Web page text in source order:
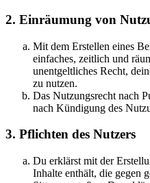
2. Einräumung von
Mit dem Erstellen eines
einfaches, zeitlich und
unentgeltliches Recht,
zu nutzen.
Das Nutzungsrecht nach
nach Kündigung des
3. Pflichten des Nutzers
Du erklärst mit der
Inhalte enthält, die gegen